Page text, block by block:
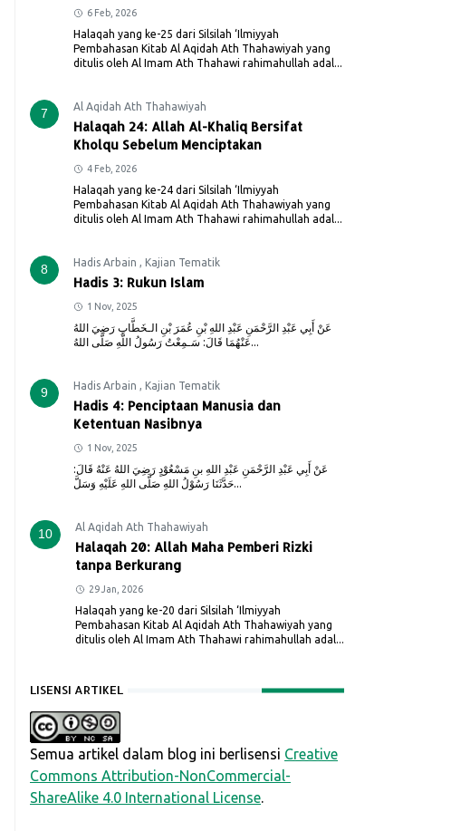
6 Feb, 2026
Halaqah yang ke-25 dari Silsilah ‘Ilmiyyah
Pembahasan Kitab Al Aqidah Ath Thahawiyah yang
ditulis oleh Al Imam Ath Thahawi rahimahullah adal...
7 Al Aqidah Ath Thahawiyah
Halaqah 24: Allah Al-Khaliq Bersifat
Kholqu Sebelum Menciptakan
4 Feb, 2026
Halaqah yang ke-24 dari Silsilah ‘Ilmiyyah
Pembahasan Kitab Al Aqidah Ath Thahawiyah yang
ditulis oleh Al Imam Ath Thahawi rahimahullah adal...
8 Hadis Arbain , Kajian Tematik
Hadis 3: Rukun Islam
1 Nov, 2025
عَنْ أَبِي عَبْدِ الرَّحْمَنِ عَبْدِ اللهِ بْنِ عُمَرَ بْنِ الـخَطَّابِ رَضِيَ اللهُ
عَنْهُمَا قَالَ: سَـمِعْتُ رَسُولُ اللَّهِ صَلَّى اللهُ...
9 Hadis Arbain , Kajian Tematik
Hadis 4: Penciptaan Manusia dan
Ketentuan Nasibnya
1 Nov, 2025
عَنْ أَبِي عَبْدِ الرَّحْمَنِ عَبْدِ اللهِ بنِ مَسْعُوْدٍ رَضِيَ اللهُ عَنْهُ قَالَ:
حَدَّثَنَا رَسُوْلُ اللهِ صَلَّى اللهِ عَلَيْهِ وَسَلَّ...
10 Al Aqidah Ath Thahawiyah
Halaqah 20: Allah Maha Pemberi Rizki
tanpa Berkurang
29 Jan, 2026
Halaqah yang ke-20 dari Silsilah ‘Ilmiyyah
Pembahasan Kitab Al Aqidah Ath Thahawiyah yang
ditulis oleh Al Imam Ath Thahawi rahimahullah adal...
LISENSI ARTIKEL
Semua artikel dalam blog ini berlisensi Creative
Commons Attribution-NonCommercial-
ShareAlike 4.0 International License.